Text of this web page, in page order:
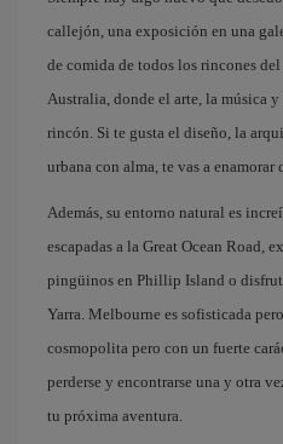
callejón, una exposición en una
de comida de todos los rincones
Australia, donde el arte, la música
rincón. Si te gusta el diseño, la
urbana con alma, te vas a enamorar
Además, su entorno natural es
escapadas a la Great Ocean Road,
pingüinos en Phillip Island o
Yarra. Melbourne es sofisticada
cosmopolita pero con un fuerte
perderse y encontrarse una y otra
tu próxima aventura.